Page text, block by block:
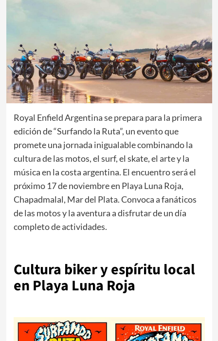
Royal Enfield Argentina se prepara para la primera
edición de “Surfando la Ruta”, un evento que
promete una jornada inigualable combinando la
cultura de las motos, el surf, el skate, el arte y la
música en la costa argentina. El encuentro será el
próximo 17 de noviembre en Playa Luna Roja,
Chapadmalal, Mar del Plata. Convoca a fanáticos
de las motos y la aventura a disfrutar de un día
completo de actividades.
Cultura biker y espíritu local
en Playa Luna Roja